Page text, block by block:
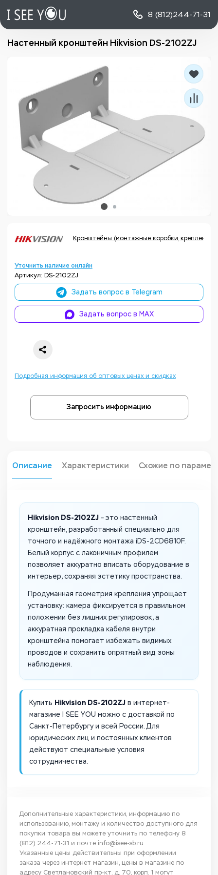
8 (812)244-71-31
Настенный кронштейн Hikvision DS-2102ZJ
Кронштейны (монтажные коробки, крепления,
Уточнить наличие онлайн
Артикул: DS-2102ZJ
Задать вопрос в Telegram
Задать вопрос в MAX
Подробная информация об оптовых ценах и скидках
Запросить информацию
Описание Характеристики Схожие по
Hikvision DS-2102ZJ – это настенный
кронштейн, разработанный специально для
точного и надёжного монтажа iDS-2CD6810F.
Белый корпус с лаконичным профилем
позволяет аккуратно вписать оборудование в
интерьер, сохраняя эстетику пространства.
Продуманная геометрия крепления упрощает
установку: камера фиксируется в правильном
положении без лишних регулировок, а
аккуратная прокладка кабеля внутри
кронштейна помогает избежать видимых
проводов и сохранить опрятный вид зоны
наблюдения.
Купить Hikvision DS-2102ZJ в интернет-
магазине I SEE YOU можно с доставкой по
Санкт-Петербургу и всей России. Для
юридических лиц и постоянных клиентов
действуют специальные условия
сотрудничества.
Дополнительные характеристики, информацию по
использованию, монтажу и количество доступного для
покупки товара вы можете уточнить по телефону 8
(812) 244-71-31 и почте info@isee-sb.ru
Указанные цены действительны при оформлении
заказа через интернет магазин, цены в магазине по
адресу Светлановский пр-кт, д. 70, корп. 1 могут